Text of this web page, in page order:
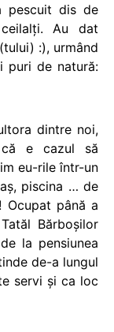
pescuit dis de
Au dat
:), urmând
puri de natură:
dintre noi,
e cazul să
eu-rile într-un
piscina … de
Ocupat până a
Bărboşilor
la pensiunea
de-a lungul
servi şi ca loc